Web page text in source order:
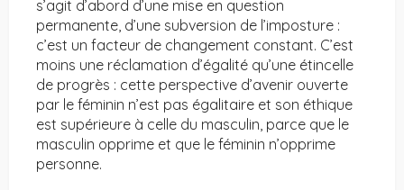
s’agit d’abord d’une mise en question
permanente, d’une subversion de l’imposture :
c’est un facteur de changement constant. C’est
moins une réclamation d’égalité qu’une étincelle
de progrès : cette perspective d’avenir ouverte
par le féminin n’est pas égalitaire et son éthique
est supérieure à celle du masculin, parce que le
masculin opprime et que le féminin n’opprime
personne.